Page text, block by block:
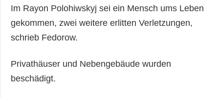
Im Rayon Polohiwskyj sei ein Mensch ums Leben
gekommen, zwei weitere erlitten Verletzungen,
schrieb Fedorow.
Privathäuser und Nebengebäude wurden
beschädigt.